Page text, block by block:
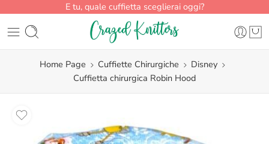
E tu, quale cuffietta sceglierai oggi?
Home Page Cuffiette Chirurgiche
Disney
Cuffietta chirurgica Robin Hood